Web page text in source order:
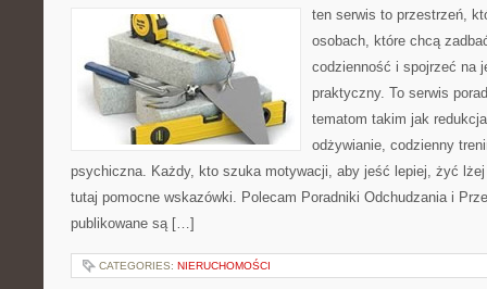
ten serwis to przestrzeń,
osobach, które chcą
codzienność i spojrzeć na
praktyczny. To serwis
tematom takim jak
odżywianie, codzienny
psychiczna. Każdy, kto szuka motywacji, aby jeść lepiej, żyć
tutaj pomocne wskazówki. Polecam Poradniki Odchudzania i
publikowane są […]
CATEGORIES: NIERUCHOMOŚCI